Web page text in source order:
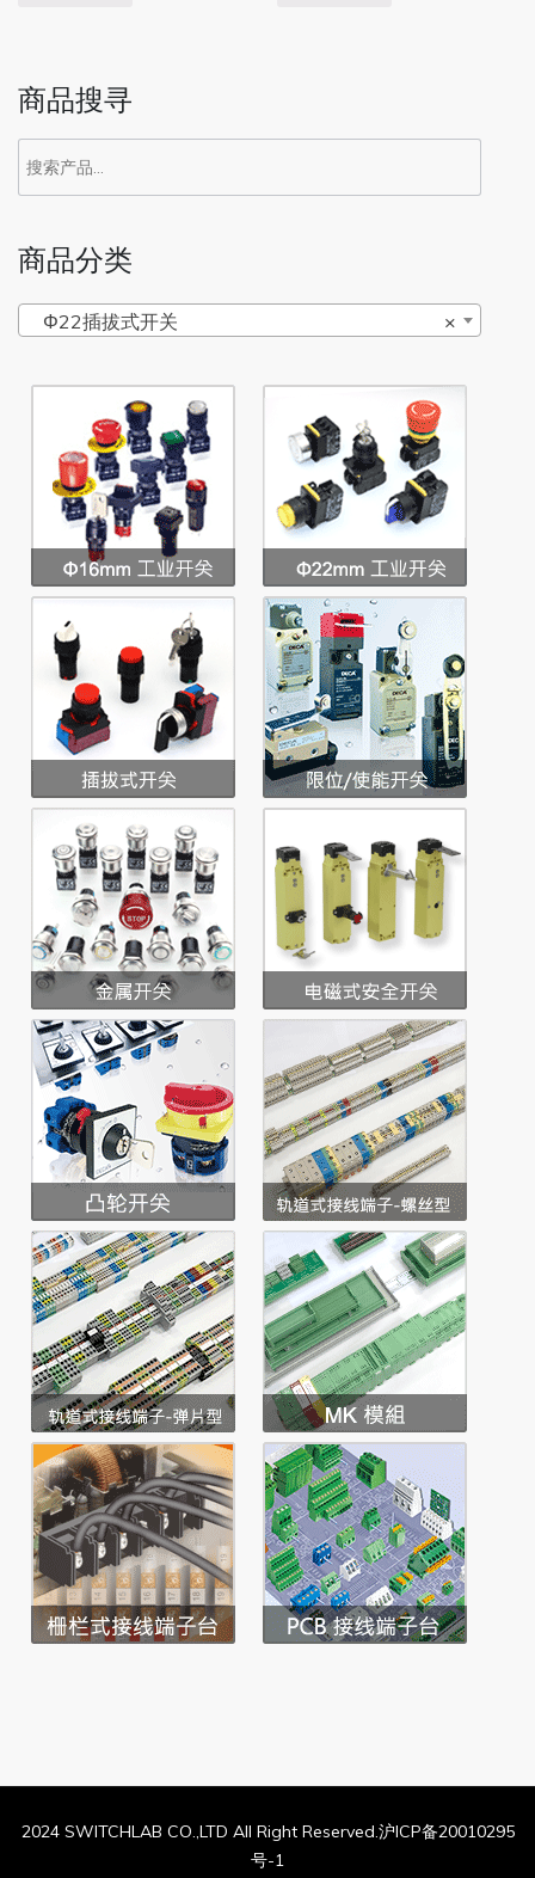
商品搜寻
商品分类
×
Φ22插拔式开关
2024 SWITCHLAB CO.,LTD All Right Reserved.沪ICP备20010295
号-1